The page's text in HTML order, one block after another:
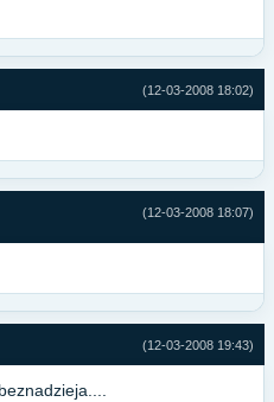
(12-03-2008 18:02)
(12-03-2008 18:07)
(12-03-2008 19:43)